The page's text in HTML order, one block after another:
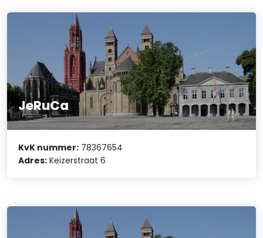
JeRuCa
KvK nummer: 78367654
Adres: Keizerstraat 6